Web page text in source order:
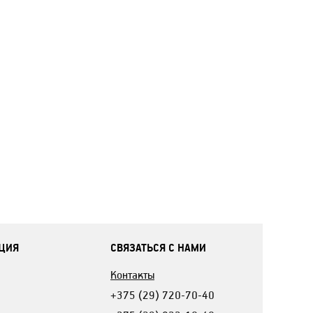
СВЯЗАТЬСЯ С НАМИ
Контакты
+375 (29) 720-70-40